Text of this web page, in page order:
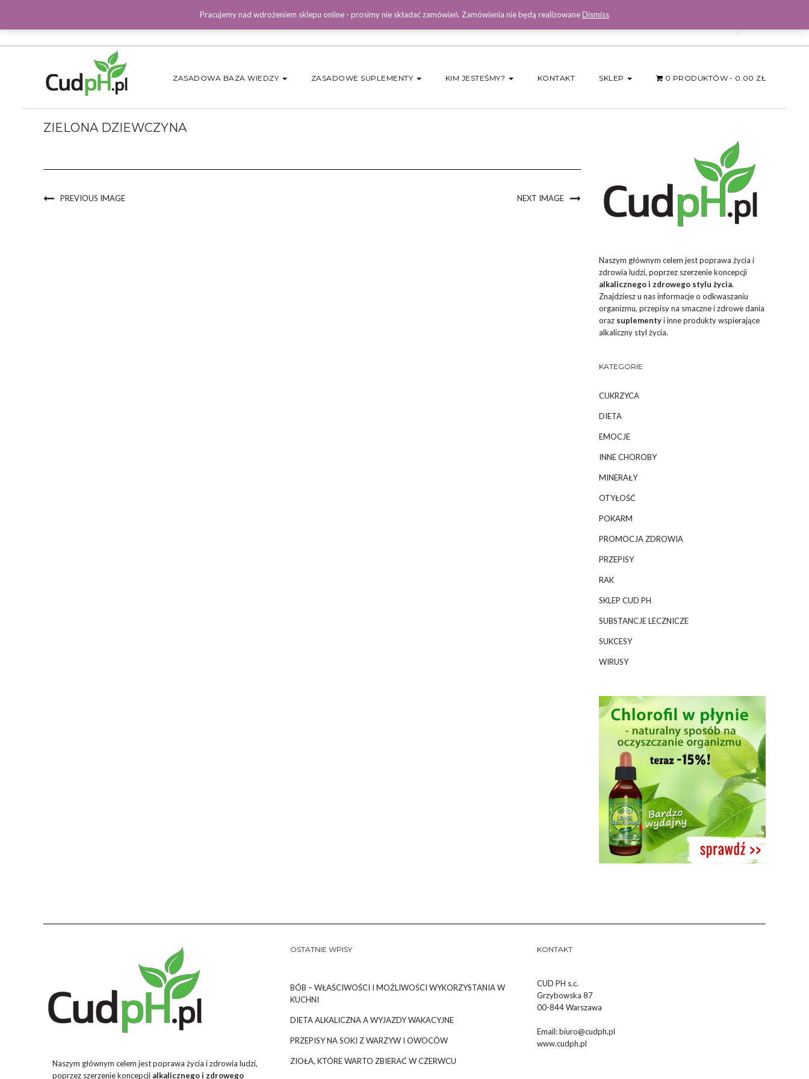
ZASADOWA BAZA WIEDZY ZASADOWE SUPLEMENTY KIM JESTEŚMY? KONTAKT SKLEP 0 PRODUKTÓW 0.00 ZŁ
ZIELONA DZIEWCZYNA
PREVIOUS IMAGE NEXT IMAGE
Naszym głównym celem jest poprawa życia i
zdrowia ludzi, poprzez szerzenie koncepcji
alkalicznego i zdrowego stylu życia.
Znajdziesz u nas informacje o odkwaszaniu
organizmu, przepisy na smaczne i zdrowe dania
oraz suplementyi inne produkty wspierające
alkaliczny styl życia.
KATEGORIE
CUKRZYCA
DIETA
EMOCJE
INNE CHOROBY
MINERAŁY
OTYŁOŚĆ
POKARM
PROMOCJA ZDROWIA
PRZEPISY
RAK
SKLEP CUD PH
SUBSTANCJE LECZNICZE
SUKCESY
WIRUSY
Naszym głównym celem jest poprawa życia i zdrowia ludzi,
poprzez szerzenie koncepcji alkalicznego i zdrowego
OSTATNIE WPISY
BÓB – WŁAŚCIWOŚCI I MOŻLIWOŚCI WYKORZYSTANIA W
KUCHNI
DIETA ALKALICZNA A WYJAZDY WAKACYJNE
PRZEPISY NA SOKI Z WARZYW I OWOCÓW
ZIOŁA, KTÓRE WARTO ZBIERAĆ W CZERWCU
KONTAKT
CUD PH s.c.
Grzybowska 87
00-844 Warszawa
Email:biuro@cudph.pl
www.cudph.pl
Pracujemy nad wdrożeniem sklepu online - prosimy nie składać zamówień. Zamówienia nie będą realizowaneDismiss